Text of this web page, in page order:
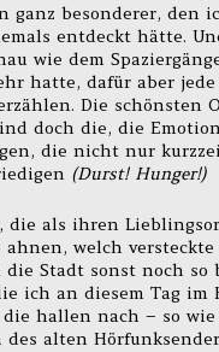
ganz besonderer, den
entdeckt hätte.
wie dem
hatte, dafür aber jede
Die schönsten
doch die, die
die nicht nur
(Durst! Hunger!)
die als ihren
ahnen, welch versteckte
die Stadt sonst noch so
ich an diesem Tag im
hallen nach – so
des alten